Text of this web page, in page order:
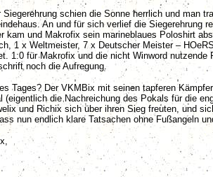
schien die Sonne herrlich und man
An und für sich verlief die Siegerehrung
kam und Makrofix sein marineblaues Poloshirt
1 x Weltmeister, 7 x Deutscher Meister –
1:0 für Makrofix und die nicht Winword
noch die Aufregung.
Tages? Der VKMBix mit seinen tapferen
(eigentlich die Nachreichung des Pokals für die
und Richix sich über ihren Sieg freuten, und
nun endlich klare Tatsachen ohne Fußangeln